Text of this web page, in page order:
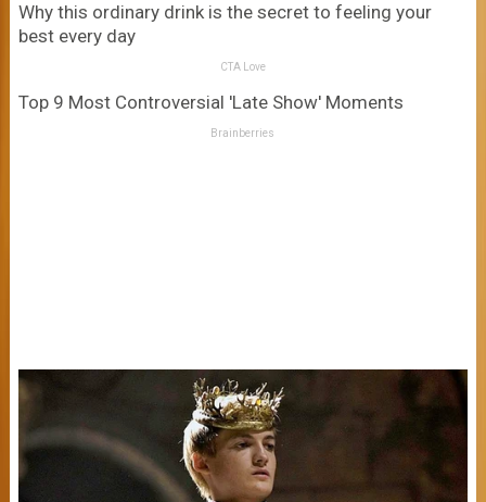
Why this ordinary drink is the secret to feeling your
best every day
CTA Love
Top 9 Most Controversial 'Late Show' Moments
Brainberries